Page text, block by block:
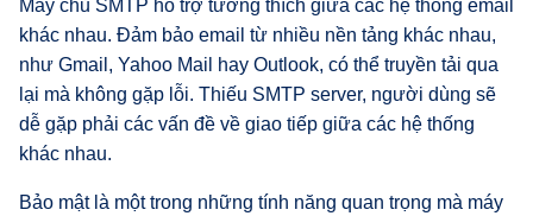
Máy chủ SMTP hỗ trợ tương thích giữa các hệ thống email
khác nhau. Đảm bảo email từ nhiều nền tảng khác nhau,
như Gmail, Yahoo Mail hay Outlook, có thể truyền tải qua
lại mà không gặp lỗi. Thiếu SMTP server, người dùng sẽ
dễ gặp phải các vấn đề về giao tiếp giữa các hệ thống
khác nhau.
Bảo mật là một trong những tính năng quan trọng mà máy